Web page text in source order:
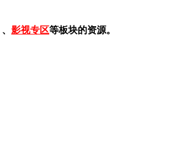
、 影视专区等板块的资源。